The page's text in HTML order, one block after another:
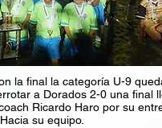
la final la categoría U-9
a Dorados 2-0 una final
Ricardo Haro por su
su equipo.